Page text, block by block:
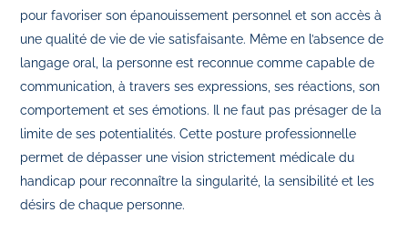
pour favoriser son épanouissement personnel et son accès à
une qualité de vie de vie satisfaisante. Même en l’absence de
langage oral, la personne est reconnue comme capable de
communication, à travers ses expressions, ses réactions, son
comportement et ses émotions. Il ne faut pas présager de la
limite de ses potentialités. Cette posture professionnelle
permet de dépasser une vision strictement médicale du
handicap pour reconnaître la singularité, la sensibilité et les
désirs de chaque personne.